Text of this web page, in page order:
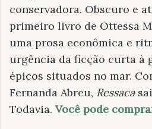
conservadora. Obscuro e
primeiro livro de Ottessa
uma prosa econômica e
urgência da ficção curta à
épicos situados no mar.
Fernanda Abreu, Ressaca
Todavia. Você pode